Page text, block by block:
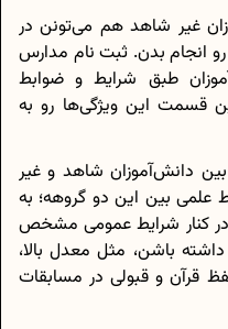
غیر شاهد هم می‌تونن در
انجام بدن. ثبت نام مدارس
طبق شرایط و ضوابط
قسمت این ویژگی‌ها رو به
دانش‌آموزان شاهد و غیر
علمی بین این دو گروهه؛ به
در کنار شرایط عمومی مشخص
باشن، مثل معدل بالا،
قرآن و قبولی در مسابقات